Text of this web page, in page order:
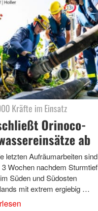
Kräfte im Einsatz
Orinoco-
ab
letzten Aufräumarbeiten sind
3 Wochen nachdem Sturmtief
Süden und Südosten
mit extrem ergiebig …